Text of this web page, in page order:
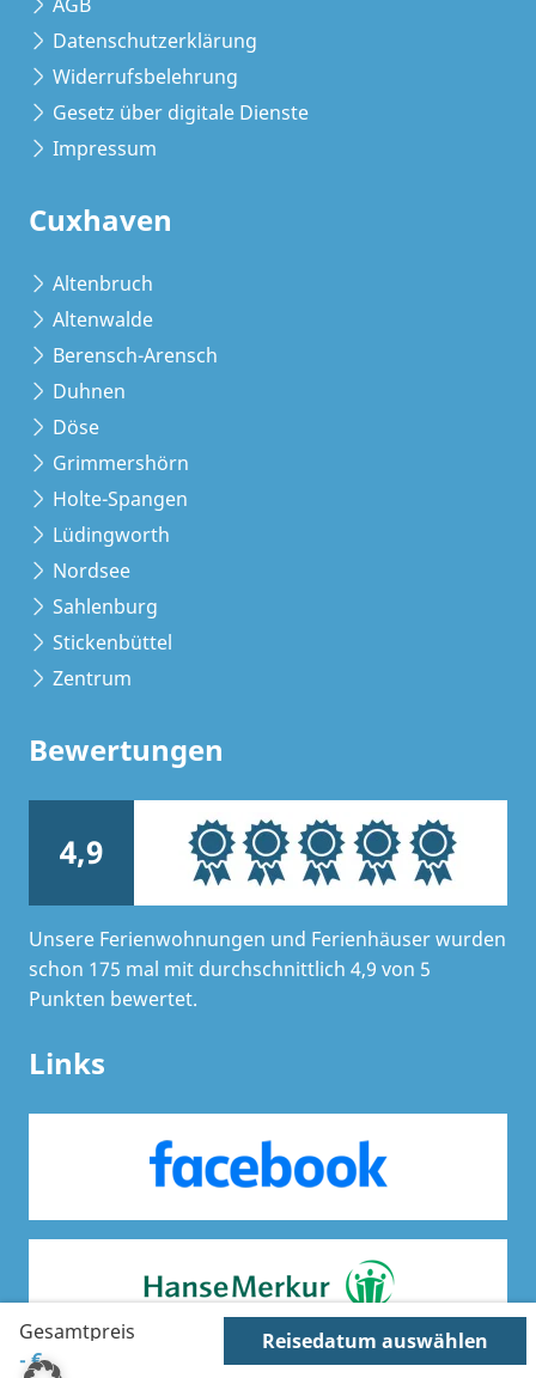
Gesamtpreis
-€
Reisedatum auswählen
Datenschutzerklärung
Widerrufsbelehrung
Gesetz über digitale Dienste
Impressum
Cuxhaven
Altenbruch
Altenwalde
Berensch-Arensch
Duhnen
Döse
Grimmershörn
Holte-Spangen
Lüdingworth
Nordsee
Sahlenburg
Stickenbüttel
Zentrum
Bewertungen
4,9
Unsere Ferienwohnungen und Ferienhäuser wurden
schon 175 mal mit durchschnittlich 4,9 von 5
Punkten bewertet.
Links